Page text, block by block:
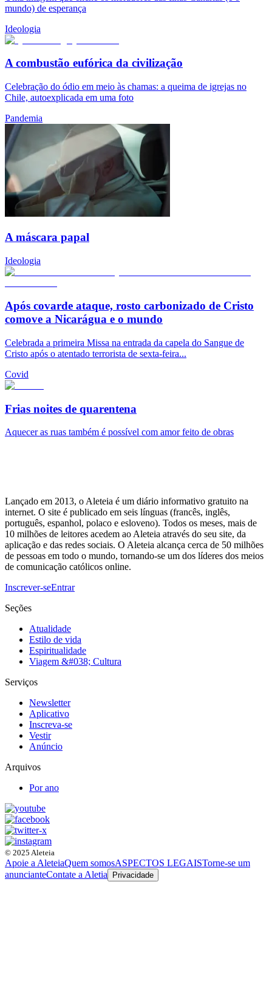
mundo) de esperança
Ideologia
A combustão eufórica da civilização
Celebração do ódio em meio às chamas: a queima de igrejas no
Chile, autoexplicada em uma foto
Pandemia
A máscara papal
Ideologia
Após covarde ataque, rosto carbonizado de Cristo
comove a Nicarágua e o mundo
Celebrada a primeira Missa na entrada da capela do Sangue de
Cristo após o atentado terrorista de sexta-feira...
Covid
Frias noites de quarentena
Aquecer as ruas também é possível com amor feito de obras
Lançado em 2013, o Aleteia é um diário informativo gratuito na
internet. O site é publicado em seis línguas (francês, inglês,
português, espanhol, polaco e esloveno). Todos os meses, mais de
10 milhões de leitores acedem ao Aleteia através do seu site, da
aplicação e das redes sociais. O Aleteia alcança cerca de 50 milhões
de pessoas em todo o mundo, tornando-se um dos líderes dos meios
de comunicação católicos online.
Inscrever-seEntrar
Seções
Atualidade
Estilo de vida
Espiritualidade
Viagem &#038; Cultura
Serviços
Newsletter
Aplicativo
Inscreva-se
Vestir
Anúncio
Arquivos
Por ano
© 2025 Aleteia
Apoie a AleteiaQuem somosASPECTOS LEGAISTorne-se um
anuncianteContate a Aletia Privacidade